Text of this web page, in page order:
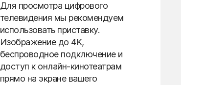
Для просмотра цифрового
телевидения мы рекомендуем
использовать приставку.
Изображение до 4K,
беспроводное подключение и
доступ к онлайн-кинотеатрам
прямо на экране вашего